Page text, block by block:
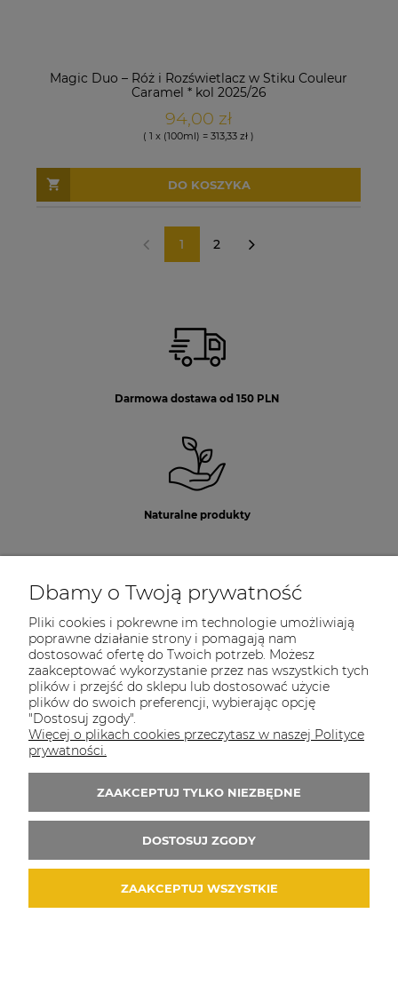
Magic Duo – Róż i Rozświetlacz w Stiku Couleur
Caramel * kol 2025/26
94,00 zł
( 1 x (100ml) = 313,33 zł )
DO KOSZYKA
1 2
Darmowa dostawa od 150 PLN
Naturalne produkty
Korzystne ceny
Sprawdzona jakość
Dbamy o Twoją prywatność
Pliki cookies i pokrewne im technologie umożliwiają
poprawne działanie strony i pomagają nam
dostosować ofertę do Twoich potrzeb. Możesz
zaakceptować wykorzystanie przez nas wszystkich tych
plików i przejść do sklepu lub dostosować użycie
plików do swoich preferencji, wybierając opcję
"Dostosuj zgody".
Więcej o plikach cookies przeczytasz w naszej Polityce
prywatności.
ZAAKCEPTUJ TYLKO NIEZBĘDNE
DOSTOSUJ ZGODY
ZAAKCEPTUJ WSZYSTKIE